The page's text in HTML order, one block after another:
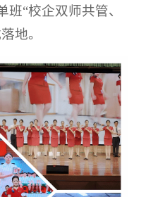
“校企双师共管、
地。